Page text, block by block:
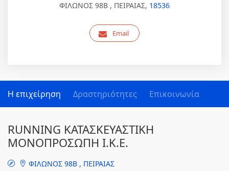
ΦΙΛΩΝΟΣ 98Β , ΠΕΙΡΑΙΑΣ, 18536
Email
Η επιχείρηση Δραστηριότητες Επικοινωνία
RUNNING ΚΑΤΑΣΚΕΥΑΣΤΙΚΗ
ΜΟΝΟΠΡΟΣΩΠΗ Ι.Κ.Ε.
ΦΙΛΩΝΟΣ 98Β , ΠΕΙΡΑΙΑΣ